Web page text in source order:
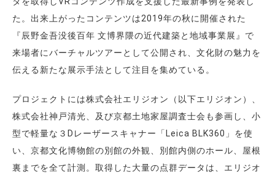
た。出来上がったコンテンツは2019年の秋に開催された
『辰野金吾没後百年 文博界隈の近代建築と地域事業展』で
来場者にバーチャルツアーとして公開され、文化財の魅力を
伝える新たな展示手法として注目を集めている。
プロジェクトには株式会社エリジオン（以下エリジオン）、
株式会社神戸清光、及び京都土地家屋調査士会も参画し、小
型で軽量な３Dレーザースキャナー「Leica BLK360」を使
い、京都文化博物館の別館の外観、別館内側のホール、屋根
裏までを全て計測。取得した大量の点群データは、エリジオ